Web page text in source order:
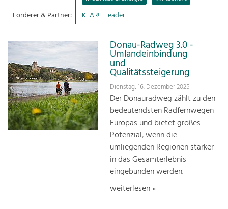
Sitemap
Kontakt
Tourismus
Positionierung.
Kunst & Kultur
Handwerk, Wissenschaft und Forschung.
Soziales, Bildung &
Identität
Gleichberechtigung, Jugend und
Mobilität & Energie
Klimawandel, öffentlicher Verkehr und
Förderer & Partner:
KLAR! Leader
Donau-Radweg 3.0 -
Umlandeinbindung
und
Qualitätssteigerung
Dienstag, 16. Dezember 2025
Der Donauradweg zählt zu den
bedeutendsten Radfernwegen
Europas und bietet großes
Potenzial, wenn die
umliegenden Regionen stärker
in das Gesamterlebnis
eingebunden werden.
weiterlesen »